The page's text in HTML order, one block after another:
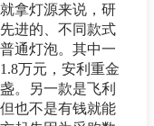
拿灯源来说，研
进的、不同款式
通灯泡。其中一
万元，安利重金
。另一款是飞利
也不是有钱就能